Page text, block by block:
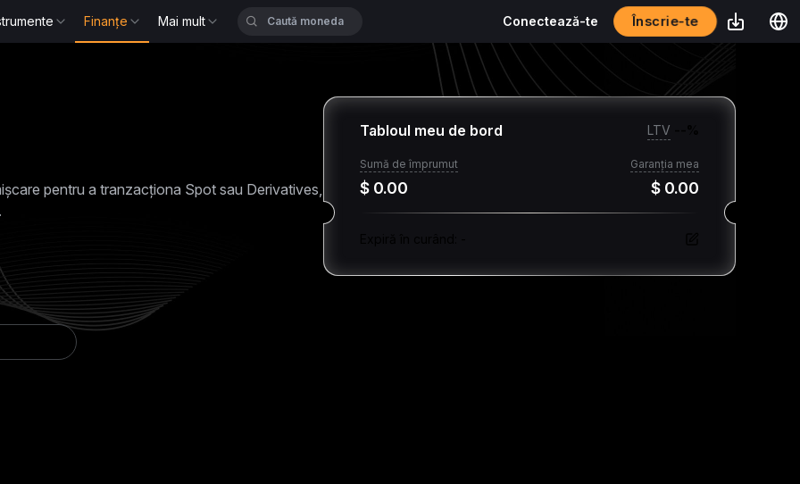
Finanțe Mai mult Conectează-te Înscrie-te
pentru a tranzacționa Spot sau Derivatives,
Tabloul meu de bord LTV
Sumă de împrumut
$ 0.00
Garanția mea
$ 0.00